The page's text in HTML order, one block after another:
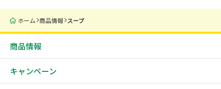
ホーム 商品情報 スープ
商品情報
キャンペーン